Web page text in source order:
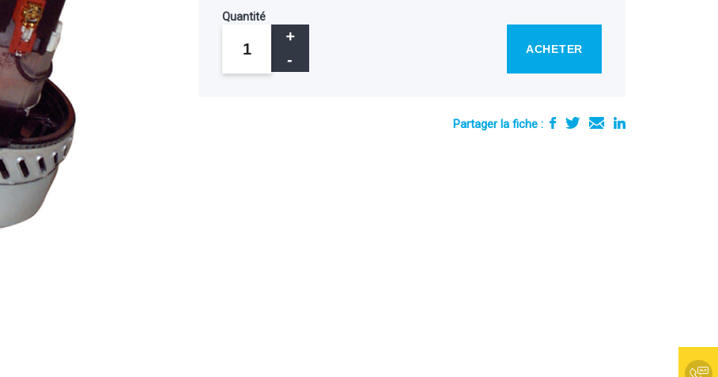
Quantité
ACHETER
Partager la fiche :